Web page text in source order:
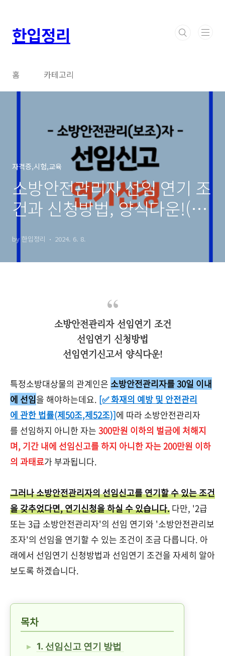
한입정리
홈 카테고리
자격증,시험,교육
소방안전관리자 선임 연기 조
건과 신청방법, 양식다운!(2
by 한입정리 2024. 6. 8.
소방안전관리자 선임연기 조건
선임연기 신청방법
선임연기신고서 양식다운!
특정소방대상물의 관계인은 소방안전관리자를 30일 이내
에 선임을 해야하는데요. [✅ 화재의 예방 및 안전관리
에 관한 법률(제50조,제52조)]에 따라 소방안전관리자
를 선임하지 아니한 자는 300만원 이하의 벌금에 처해지
며, 기간 내에 선임신고를 하지 아니한 자는 200만원 이하
의 과태료가 부과됩니다.
그러나 소방안전관리자의 선임신고를 연기할 수 있는 조건
을 갖추었다면, 연기신청을 하실 수 있습니다. 다만, '2급
또는 3급 소방안전관리자'의 선임 연기와 '소방안전관리보
조자'의 선임을 연기할 수 있는 조건이 조금 다릅니다. 아
래에서 선임연기 신청방법과 선임연기 조건을 자세히 알아
보도록 하겠습니다.
목차
1. 선임신고 연기 방법